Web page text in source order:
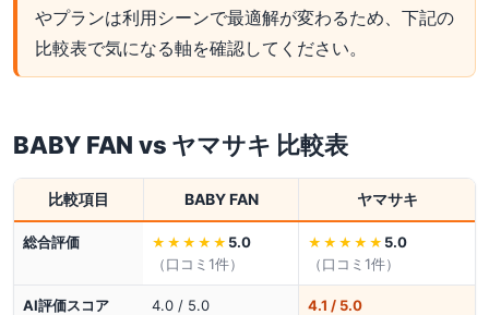
やプランは利用シーンで最適解が変わるため、下記の
比較表で気になる軸を確認してください。
BABY FAN vs ヤマサキ 比較表
比較項目 BABY FAN ヤマサキ
総合評価 ★★★★★ 5.0
（口コミ 1件）
★★★★★ 5.0
（口コミ 1件）
AI評価スコア 4.0 / 5.0 4.1 / 5.0